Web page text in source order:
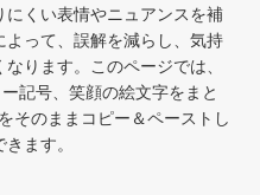
くい表情やニュアンスを補
って、誤解を減らし、気持
ります。このページでは、
記号、笑顔の絵文字をまと
のままコピー＆ペーストし
ます。